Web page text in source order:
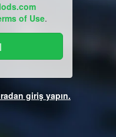
of Use.
giriş yapın.